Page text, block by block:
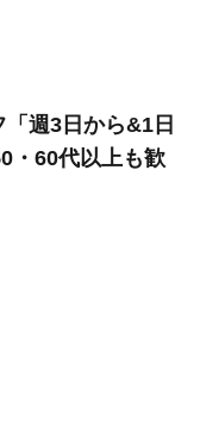
週3日から&1日
・60代以上も歓